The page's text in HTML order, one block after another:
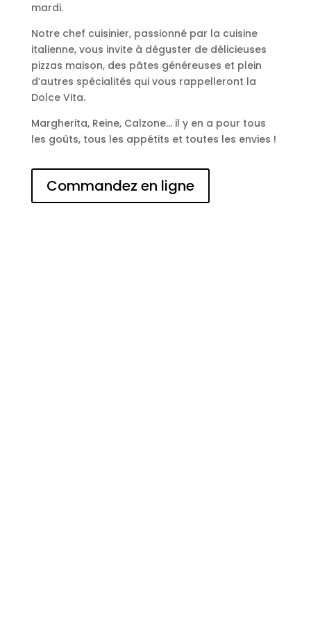
mardi.
Notre chef cuisinier, passionné par la cuisine
italienne, vous invite à déguster de délicieuses
pizzas maison, des pâtes généreuses et plein
d’autres spécialités qui vous rappelleront la
Dolce Vita.
Margherita, Reine, Calzone… il y en a pour tous
les goûts, tous les appétits et toutes les envies !
Commandez en ligne